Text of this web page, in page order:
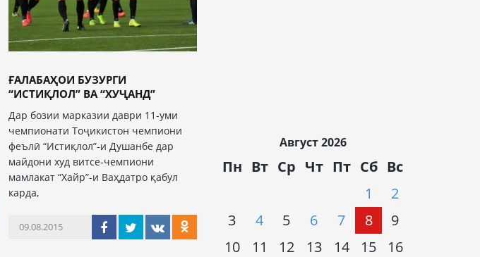
ҒАЛАБАҲОИ БУЗУРГИ
“ИСТИҚЛОЛ” ВА “ХУҶАНД”
Дар бозии марказии даври 11-уми
чемпионати Тоҷикистон чемпиони
феълӣ “Истиқлол”-и Душанбе дар
майдони худ витсе-чемпиони
мамлакат “Хайр”-и Ваҳдатро қабул
карда,
09.08.2015
Август 2026
Пн Вт Ср Чт Пт Сб Вс
1
2
3
4 5 6 7 8
9
10
11 12 13 14 15
16